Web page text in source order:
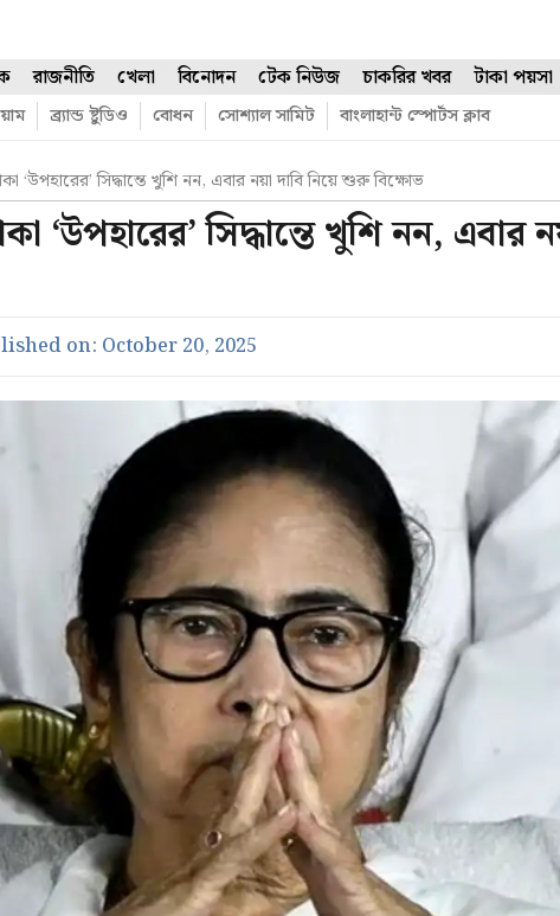
রাজনীতি খেলা বিনোদন টেক নিউজ চাকরির খবর টাকা পয়সা
ব্র্যান্ড ষ্টুডিও বোধন সোশ্যাল সামিট বাংলাহান্ট স্পোর্টস ক্লাব
‘উপহারের’ সিদ্ধান্তে খুশি নন, এবার নয়া দাবি নিয়ে শুরু বিক্ষোভ
‘উপহারের’ সিদ্ধান্তে খুশি নন, এবার
on: October 20, 2025